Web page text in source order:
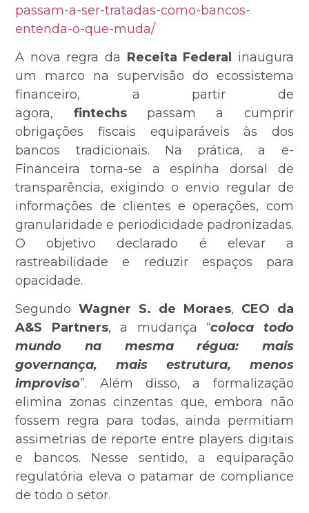
passam-a-ser-tratadas-como-bancos-
entenda-o-que-muda/
A nova regra da Receita Federal
inaugura
um marco na supervisão do ecossistema
financeiro, a partir de
agora, fintechs passam a cumprir
obrigações fiscais equiparáveis às dos
bancos tradicionais. Na prática, a e-
Financeira torna-se a espinha dorsal de
transparência, exigindo o envio regular de
informações de clientes e operações, com
granularidade e periodicidade padronizadas.
O objetivo declarado é elevar a
rastreabilidade e reduzir espaços para
opacidade.
Segundo Wagner S. de Moraes, CEO da
A&S Partners, a mudança “coloca todo
mundo na mesma régua: mais
governança, mais estrutura, menos
improviso”. Além disso, a formalização
elimina zonas cinzentas que, embora não
fossem regra para todas, ainda permitiam
assimetrias de reporte entre players digitais
e bancos. Nesse sentido, a equiparação
regulatória eleva o patamar de compliance
de todo o setor.